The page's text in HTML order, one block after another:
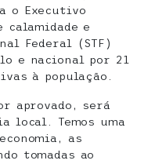
o Executivo
calamidade e
Federal (STF)
e nacional por 21
à população.
aprovado, será
local. Temos uma
as
tomadas ao